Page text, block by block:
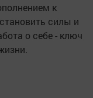
к
силы и
о себе - ключ